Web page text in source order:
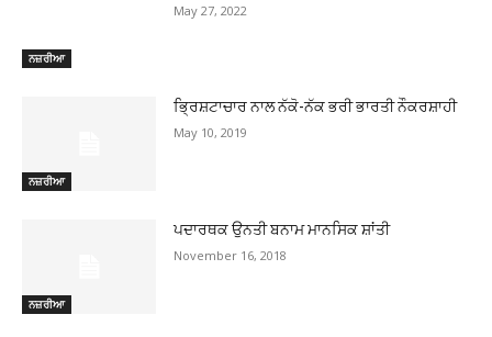
ਨਜ਼ਰੀਆ
May 27, 2022
ਨਜ਼ਰੀਆ
ਭ੍ਰਿਸ਼ਟਾਚਾਰ ਨਾਲ ਨੱਕੋ-ਨੱਕ ਭਰੀ ਭਾਰਤੀ ਨੌਕਰਸ਼ਾਹੀ
May 10, 2019
ਨਜ਼ਰੀਆ
ਪਦਾਰਥਕ ਉਨਤੀ ਬਨਾਮ ਮਾਨਸਿਕ ਸ਼ਾਂਤੀ
November 16, 2018